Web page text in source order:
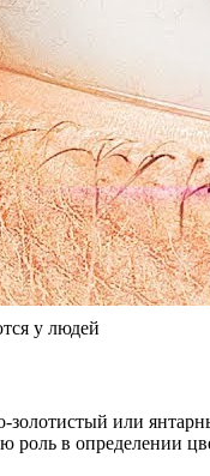
у людей
или
роль в определении